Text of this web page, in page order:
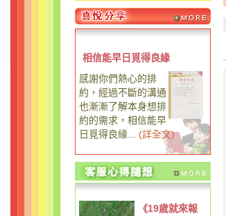
相信能早日覓得良緣
感謝你們熱心的排
約，經過不斷的溝通
也漸漸了解本身想排
約的需求，相信能早
日覓得良緣...
(詳全文)
《19歲就來報